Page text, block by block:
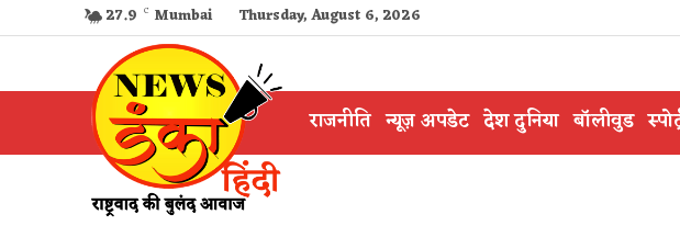
27.9 C Mumbai Thursday, August 6, 2026
राजनीति न्यूज़ अपडेट देश दुनिया बॉलीवुड